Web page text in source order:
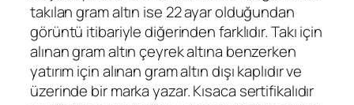
takılan gram altın ise 22 ayar olduğundan
görüntü itibariyle diğerinden farklıdır. Takı için
alınan gram altın çeyrek altına benzerken
yatırım için alınan gram altın dışı kaplıdır ve
üzerinde bir marka yazar. Kısaca sertifikalıdır